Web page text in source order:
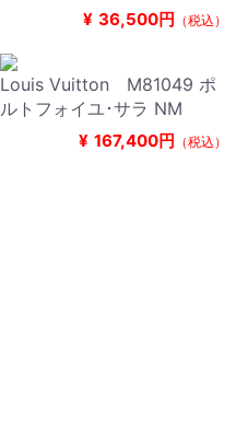
¥ 36,500円 （税込）
Louis Vuitton M81049 ポ
ルトフォイユ･サラ NM
¥ 167,400円 （税込）